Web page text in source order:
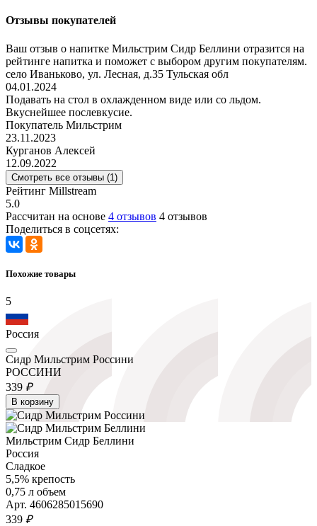
Отзывы покупателей
Ваш отзыв о напитке Мильстрим Сидр Беллини отразится на
рейтинге напитка и поможет с выбором другим покупателям.
село Иваньково, ул. Лесная, д.35 Тульская обл
04.01.2024
Подавать на стол в охлажденном виде или со льдом.
Вкуснейшее послевкусие.
Покупатель Мильстрим
23.11.2023
Курганов Алексей
12.09.2022
Смотреть все отзывы (1)
Рейтинг Millstream
5.0
Рассчитан на основе 4 отзывов 4 отзывов
Поделиться в соцсетях:
Похожие товары
5
Россия
Сидр Мильстрим Россини
РОССИНИ
339 ₽
В корзину
Мильстрим Сидр Беллини
Россия
Сладкое
5,5% крепость
0,75 л объем
Арт. 4606285015690
339 ₽